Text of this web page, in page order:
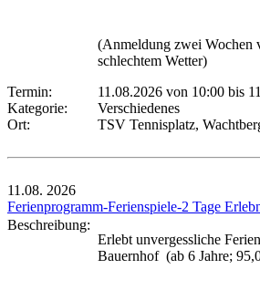
(Anmeldung zwei Wochen
schlechtem Wetter)
Termin:
11.08.2026 von 10:00 bis
Kategorie:
Verschiedenes
Ort:
TSV Tennisplatz,
11.08. 2026
Ferienprogramm-Ferienspiele-2 Tage
Beschreibung:
Erlebt unvergessliche
Bauernhof (ab 6 Jahre;